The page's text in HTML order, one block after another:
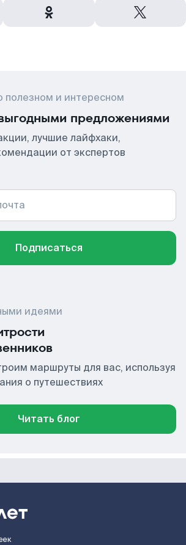
полезном и интересном
предложениями
лучшие лайфхаки,
от экспертов
Подписаться
идеями
маршруты для вас, используя
о путешествиях
Читать блог